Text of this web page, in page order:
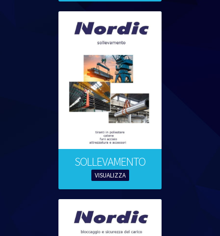
SOLLEVAMENTO
VISUALIZZA